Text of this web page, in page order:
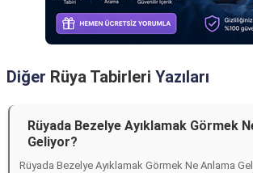
Diğer Rüya Tabirleri Yazıları
Rüyada Bezelye Ayıklamak Görmek
Geliyor?
Rüyada Bezelye Ayıklamak Görmek Ne Anlama